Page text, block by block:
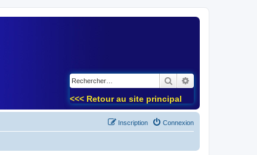
Rechercher
<<< Retour au site principal
Connexion
Inscription